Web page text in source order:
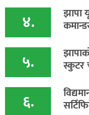
४. झापा
५. स्कुटर
६.